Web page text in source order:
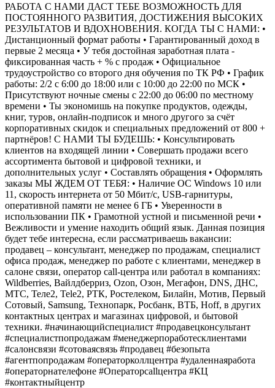
РАБОТА С НАМИ ДАСТ ТЕБЕ ВОЗМОЖНОСТЬ ДЛЯ
ПОСТОЯННОГО РАЗВИТИЯ, ДОСТИЖЕНИЯ ВЫСОКИХ
РЕЗУЛЬТАТОВ И ВДОХНОВЕНИЯ. КОГДА ТЫ С НАМИ: •
Дистанционный формат работы • Гарантированный доход в
первые 2 месяца • У тебя достойная заработная плата -
фиксированная часть + % c продаж • Официальное
трудоустройство со второго дня обучения по ТК РФ • График
работы: 2/2 с 6:00 до 18:00 или с 10:00 до 22:00 по МСК •
Присутствуют ночные смены с 22:00 до 06:00 по местному
времени • Ты экономишь на покупке продуктов, одежды,
книг, туров, онлайн-подписок и много другого за счёт
корпоративных скидок и специальных предложений от 800 +
партнёров! С НАМИ ТЫ БУДЕШЬ: • Консультировать
клиентов на входящей линии • Совершать продажи всего
ассортимента бытовой и цифровой техники, и
дополнительных услуг • Составлять обращения • Оформлять
заказы МЫ ЖДЕМ ОТ ТЕБЯ: • Наличие ОС Windows 10 или
11, скорость интернета от 50 Мбит/с, USB-гарнитуры,
оперативной памяти не менее 6 ГБ • Уверенности в
использовании ПК • Грамотной устной и письменной речи •
Вежливости и умение находить общий язык. Данная позиция
будет тебе интересна, если рассматриваешь вакансии:
продавец – консультант, менеджер по продажам, специалист
офиса продаж, менеджер по работе с клиентами, менеджер в
салоне связи, оператор call-центра или работал в компаниях:
Wildberries, Вайлдберриз, Ozon, Озон, Мегафон, DNS, ДНС,
МТС, Теле2, Tele2, РТК, Ростелеком, Билайн, Мотив, Первый
Сотовый, Samsung, Технопарк, Росбанк, ВТБ, Hoff, в других
контактных центрах и магазинах цифровой, и бытовой
техники. #начинающийспециалист #продавецконсультант
#специалистпопродажам #менеджерпоработесклиентами
#салонсвязи #сотоваясвязь #продавец #безопыта
#агентпопродажам #операторколлцентра #удаленнаяработа
#операторнателефоне #Операторcallцентра #КЦ
#контактныйцентр